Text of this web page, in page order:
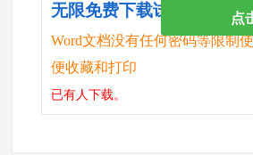
无限免费下载试卷
Word文档没有任何密码等限制
便收藏和打印
已有人下载。
点